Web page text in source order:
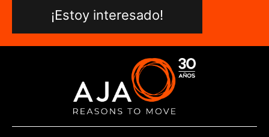
¡Estoy interesado!